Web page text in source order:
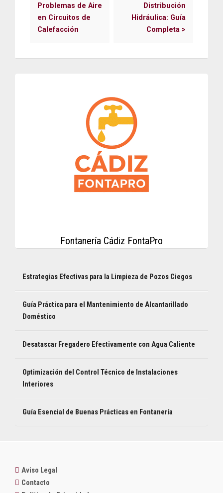
Problemas de Aire
en Circuitos de
Calefacción
Distribución
Hidráulica: Guía
Completa >
Fontanería Cádiz FontaPro
Estrategias Efectivas para la Limpieza de Pozos Ciegos
Guía Práctica para el Mantenimiento de Alcantarillado
Doméstico
Desatascar Fregadero Efectivamente con Agua Caliente
Optimización del Control Técnico de Instalaciones
Interiores
Guía Esencial de Buenas Prácticas en Fontanería
Aviso Legal
Contacto